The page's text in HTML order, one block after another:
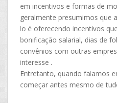
em incentivos e formas de
geralmente presumimos que
lo é oferecendo incentivos
bonificação salarial, dias de
convênios com outras
interesse .
Entretanto, quando falamos
começar antes mesmo de